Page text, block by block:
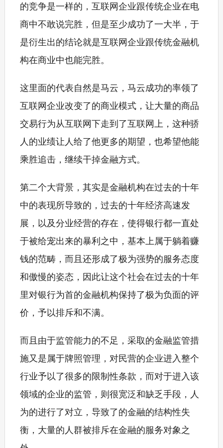
的竞争是一样的，互联网企业跟传统企业在电
商中不敢说完胜，但是至少成功了一大半，于
是衍生出的结论就是互联网企业跟传统金融机
构在商业中也能完胜。
这里面的代表自然是马云，马云成功的率领了
互联网企业改变了的商业模式，让大量的商品
交易行为从互联网下走到了互联网上，这种骄
人的业绩让人给了他更多的期望，也希望他能
乘胜追击，继续干掉金融方式。
第二个大背景，其实是金融机构在过去的十年
中的表现所导致的，过去的十年经济高速发
展，以及分业经营的存在，使得银行都一直处
于被给宠出来的暴利之中，基本上属于躺着赚
钱的范畴，而且还形成了极为强势的服务态度
和傲慢的姿态，因此让这个社会在过去的十年
里对银行为首的金融机构保持了极为负面的评
价，予以排斥和不满。
而且由于监管能力的不足，采取的金融监管措
施又是属于牌照管理，对民营的企业进入整个
行业予以了很多的限制性条款，而对于进入该
领域的企业的监管，则很宽泛和缺乏手段，人
为的进行了对立，导致了的金融的结构性失
衡，大量的人群被排斥在金融的服务对象之